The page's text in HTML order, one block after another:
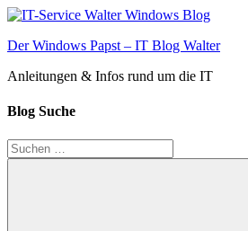
Zum
springen
Der Windows Papst – IT Blog Walter
Anleitungen & Infos rund um die IT
Blog Suche
Suchen
nach: